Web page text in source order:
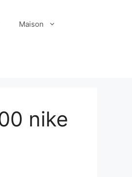
Maison
nike